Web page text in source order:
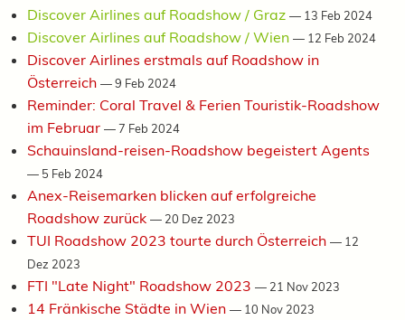
Discover Airlines auf Roadshow / Graz — 13 Feb 2024
Discover Airlines auf Roadshow / Wien — 12 Feb 2024
Discover Airlines erstmals auf Roadshow in
Österreich —9 Feb 2024
Reminder: Coral Travel & Ferien Touristik-Roadshow
im Februar —7 Feb 2024
Schauinsland-reisen-Roadshow begeistert Agents
— 5 Feb 2024
Anex-Reisemarken blicken auf erfolgreiche
Roadshow zurück — 20 Dez 2023
TUI Roadshow 2023 tourte durch Österreich — 12
Dez 2023
FTI "Late Night" Roadshow 2023 — 21 Nov 2023
14 Fränkische Städte in Wien — 10 Nov 2023